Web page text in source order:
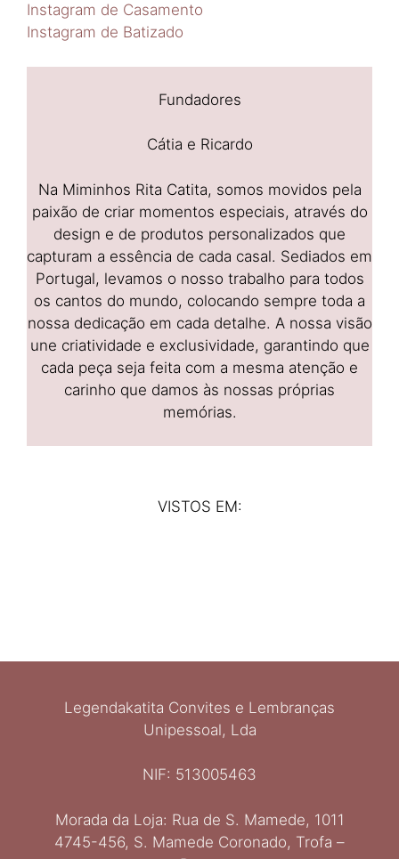
Instagram de Casamento
Instagram de Batizado
Fundadores
Cátia e Ricardo
Na Miminhos Rita Catita, somos movidos pela
paixão de criar momentos especiais, através do
design e de produtos personalizados que
capturam a essência de cada casal. Sediados em
Portugal, levamos o nosso trabalho para todos
os cantos do mundo, colocando sempre toda a
nossa dedicação em cada detalhe. A nossa visão
une criatividade e exclusividade, garantindo que
cada peça seja feita com a mesma atenção e
carinho que damos às nossas próprias
memórias.
VISTOS EM:
Legendakatita Convites e Lembranças
Unipessoal, Lda
NIF: 513005463
Morada da Loja: Rua de S. Mamede, 1011
4745-456, S. Mamede Coronado, Trofa –